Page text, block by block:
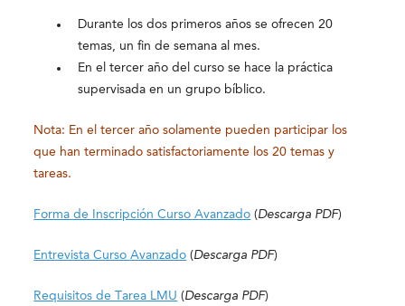
Durante los dos primeros años se ofrecen 20
temas, un fin de semana al mes.
En el tercer año del curso se hace la práctica
supervisada en un grupo bíblico.
Nota: En el tercer año solamente pueden participar los
que han terminado satisfactoriamente los 20 temas y
tareas.
Forma de Inscripción Curso Avanzado (Descarga PDF)
Entrevista Curso Avanzado (Descarga PDF)
Requisitos de Tarea LMU (Descarga PDF)